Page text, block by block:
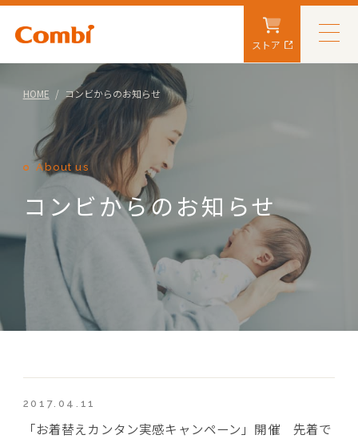
ストア
HOME コンビからのお知らせ
About us
コンビからのお知らせ
2017.04.11
「お着替えカンタン実感キャンペーン」開催 先着で